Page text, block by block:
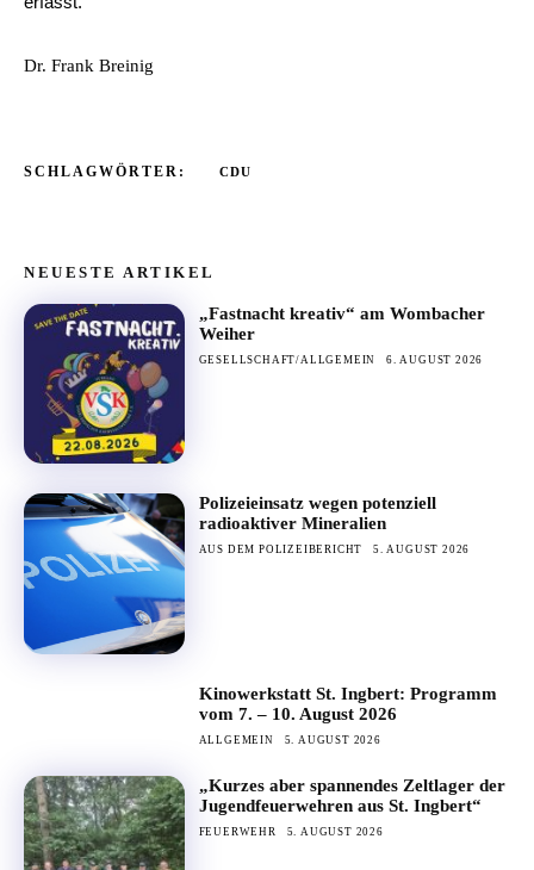
Dr. Frank Breinig
SCHLAGWÖRTER: CDU
NEUESTE ARTIKEL
„Fastnacht kreativ“ am Wombacher
Weiher
GESELLSCHAFT/ALLGEMEIN 6. AUGUST 2026
Polizeieinsatz wegen potenziell
radioaktiver Mineralien
AUS DEM POLIZEIBERICHT 5. AUGUST 2026
Kinowerkstatt St. Ingbert: Programm
vom 7. – 10. August 2026
ALLGEMEIN 5. AUGUST 2026
„Kurzes aber spannendes Zeltlager der
Jugendfeuerwehren aus St. Ingbert“
FEUERWEHR 5. AUGUST 2026